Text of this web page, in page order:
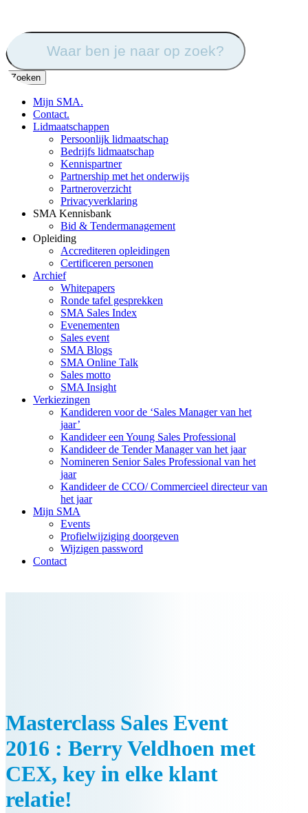
Zoek
naar:
Mijn SMA.
Contact.
Lidmaatschappen
Persoonlijk lidmaatschap
Bedrijfs lidmaatschap
Kennispartner
Partnership met het onderwijs
Partneroverzicht
Privacyverklaring
SMA Kennisbank
Bid & Tendermanagement
Opleiding
Accrediteren opleidingen
Certificeren personen
Archief
Whitepapers
Ronde tafel gesprekken
SMA Sales Index
Evenementen
Sales event
SMA Blogs
SMA Online Talk
Sales motto
SMA Insight
Verkiezingen
Kandideren voor de ‘Sales Manager van het
jaar’
Kandideer een Young Sales Professional
Kandideer de Tender Manager van het jaar
Nomineren Senior Sales Professional van het
jaar
Kandideer de CCO/ Commercieel directeur van
het jaar
Mijn SMA
Events
Profielwijziging doorgeven
Wijzigen password
Contact
Masterclass Sales Event
2016 : Berry Veldhoen met
CEX, key in elke klant
relatie!